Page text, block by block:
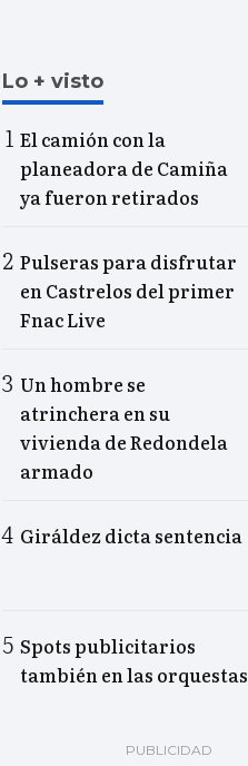
Lo + visto
El camión con la
planeadora de Camiña
ya fueron retirados
Pulseras para disfrutar
en Castrelos del primer
Fnac Live
Un hombre se
atrinchera en su
vivienda de Redondela
armado
Giráldez dicta sentencia
Spots publicitarios
también en las orquestas